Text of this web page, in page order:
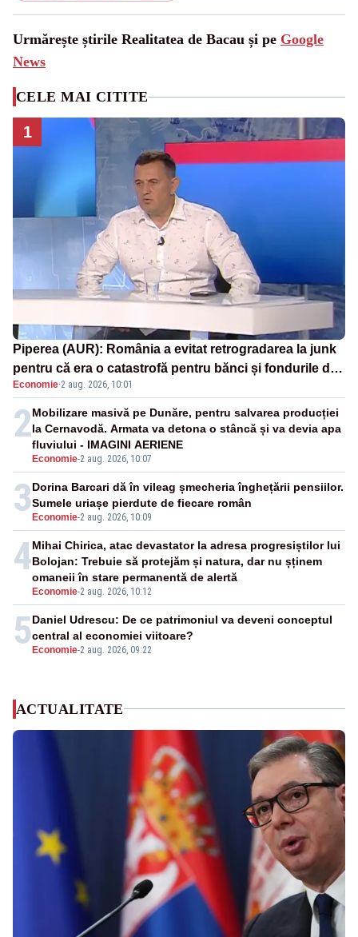
Urmărește știrile Realitatea de Bacau și pe Google
News
CELE MAI CITITE
1
Piperea (AUR): România a evitat retrogradarea la junk
pentru că era o catastrofă pentru bănci și fondurile de
pensii
Economie·2 aug. 2026, 10:01
2
Economie-2 aug. 2026, 10:07
Mobilizare masivă pe Dunăre, pentru salvarea producției
la Cernavodă. Armata va detona o stâncă și va devia apa
fluviului - IMAGINI AERIENE
3Economie-2 aug. 2026, 10:09
Dorina Barcari dă în vileag șmecheria înghețării pensiilor.
Sumele uriașe pierdute de fiecare român
4
Economie-2 aug. 2026, 10:12
Mihai Chirica, atac devastator la adresa progresiștilor lui
Bolojan: Trebuie să protejăm și natura, dar nu șținem
omaneii în stare permanentă de alertă
5Economie-2 aug. 2026, 09:22
Daniel Udrescu: De ce patrimoniul va deveni conceptul
central al economiei viitoare?
ACTUALITATE